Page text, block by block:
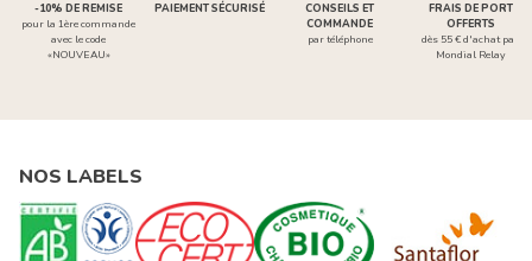
-10% DE REMISE
pour la 1ère commande
avec le code
«NOUVEAU»
PAIEMENT SÉCURISÉ
CONSEILS ET
COMMANDE
par téléphone
FRAIS DE PORT
OFFERTS
dès 55 € d'achat par
Mondial Relay
NOS LABELS